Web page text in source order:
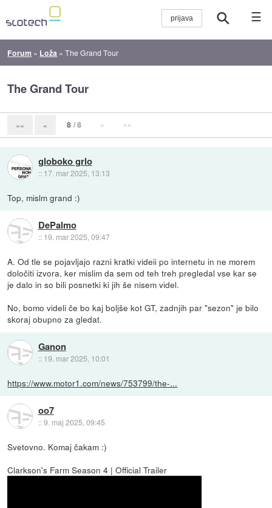
☰
Forum » Loža »The Grand Tour
The Grand Tour
«« « 8 / 8 » »»
globoko grlo
:: 17. mar 2025, 13:13
Top, mislm grand :)
DePalmo
:: 19. mar 2025, 09:47
A. Od tle se pojavljajo razni kratki videii po internetu in ne morem
določiti izvora, ker mislim da sem od teh treh pregledal vse kar se
je dalo in so bili posnetki ki jih še nisem videl.
No, bomo videli če bo kaj boljše kot GT, zadnjih par "sezon" je bilo
skoraj obupno za gledat.
Ganon
:: 19. mar 2025, 10:01
https://www.motor1.com/news/753799/the-...
oo7
::9. maj 2025, 09:45
Svetovno. Komaj čakam :)
Clarkson's Farm Season 4 | Official Trailer